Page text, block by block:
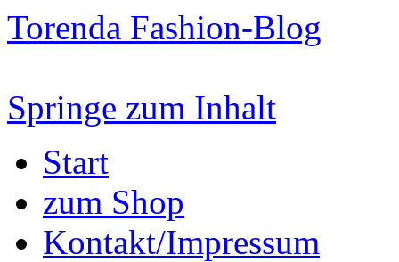
Torenda Fashion-Blog
Springe zum Inhalt
Start
zum Shop
Kontakt/Impressum